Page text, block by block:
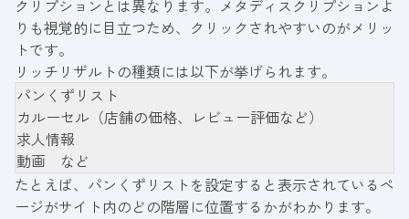
クリプションとは異なります。メタディスクリプションよ
りも視覚的に目立つため、クリックされやすいのがメリッ
トです。
リッチリザルトの種類には以下が挙げられます。
パンくずリスト
カルーセル（店舗の価格、レビュー評価など）
求人情報
動画 など
たとえば、パンくずリストを設定すると表示されているペ
ージがサイト内のどの階層に位置するかがわかります。